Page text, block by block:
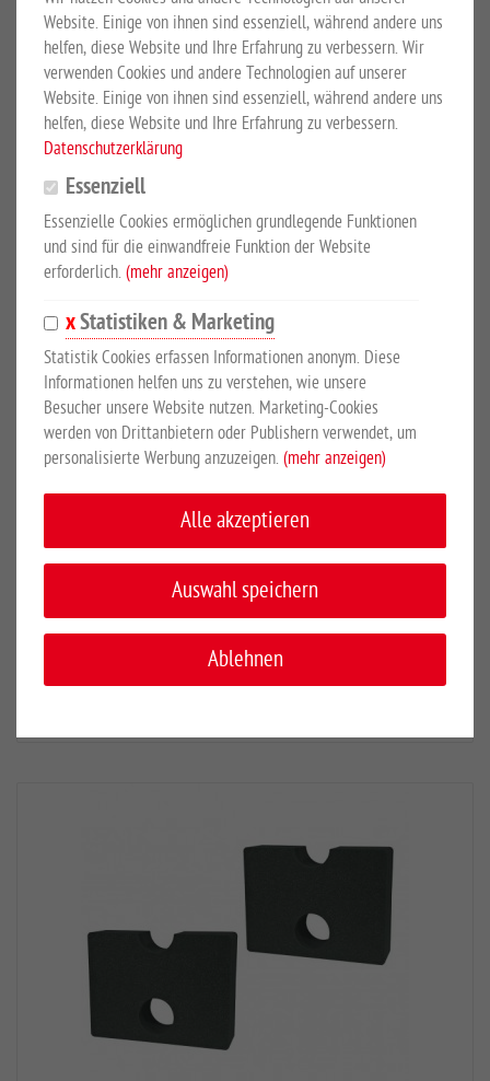
Fangständer aus Aluminium
Farbe: weiß, pro Stück
EUR 469,00
Aufsteckbare Hindernisfähnchen aus wetterbeständigem
Website. Einige von ihnen sind essenziell, während andere uns
helfen, diese Website und Ihre Erfahrung zu verbessern. Wir
verwenden Cookies und andere Technologien auf unserer
Website. Einige von ihnen sind essenziell, während andere uns
helfen, diese Website und Ihre Erfahrung zu verbessern.
Datenschutzerklärung
Essenziell
Essenzielle Cookies ermöglichen grundlegende Funktionen
und sind für die einwandfreie Funktion der Website
erforderlich. (mehr anzeigen)
Statistiken & Marketing
Statistik Cookies erfassen Informationen anonym. Diese
Informationen helfen uns zu verstehen, wie unsere
Besucher unsere Website nutzen. Marketing-Cookies
werden von Drittanbietern oder Publishern verwendet, um
personalisierte Werbung anzuzeigen. (mehr anzeigen)
Alle akzeptieren
Auswahl speichern
Ablehnen